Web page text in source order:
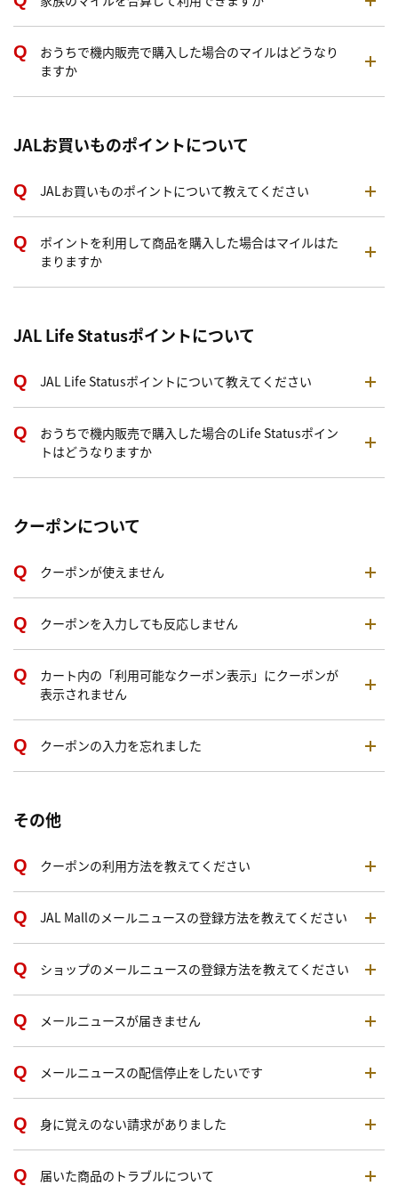
おうちで機内販売で購入した場合のマイルはどうなり
ますか
JALお買いものポイントについて
JALお買いものポイントについて教えてください
ポイントを利用して商品を購入した場合はマイルはた
まりますか
JAL Life Statusポイントについて
JAL Life Statusポイントについて教えてください
おうちで機内販売で購入した場合のLife Statusポイン
トはどうなりますか
クーポンについて
クーポンが使えません
クーポンを入力しても反応しません
カート内の「利用可能なクーポン表示」にクーポンが
表示されません
クーポンの入力を忘れました
その他
クーポンの利用方法を教えてください
JAL Mallのメールニュースの登録方法を教えてください
ショップのメールニュースの登録方法を教えてください
メールニュースが届きません
メールニュースの配信停止をしたいです
身に覚えのない請求がありました
届いた商品のトラブルについて